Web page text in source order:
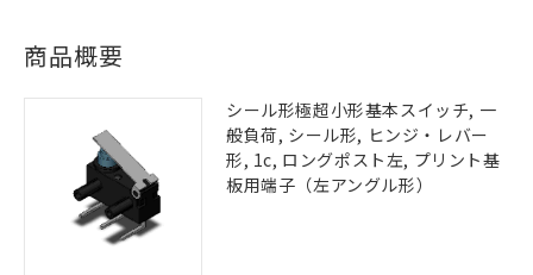
商品概要
シール形極超小形基本スイッチ, 一
般負荷, シール形, ヒンジ・レバー
形, 1c, ロングポスト左, プリント基
板用端子（左アングル形）